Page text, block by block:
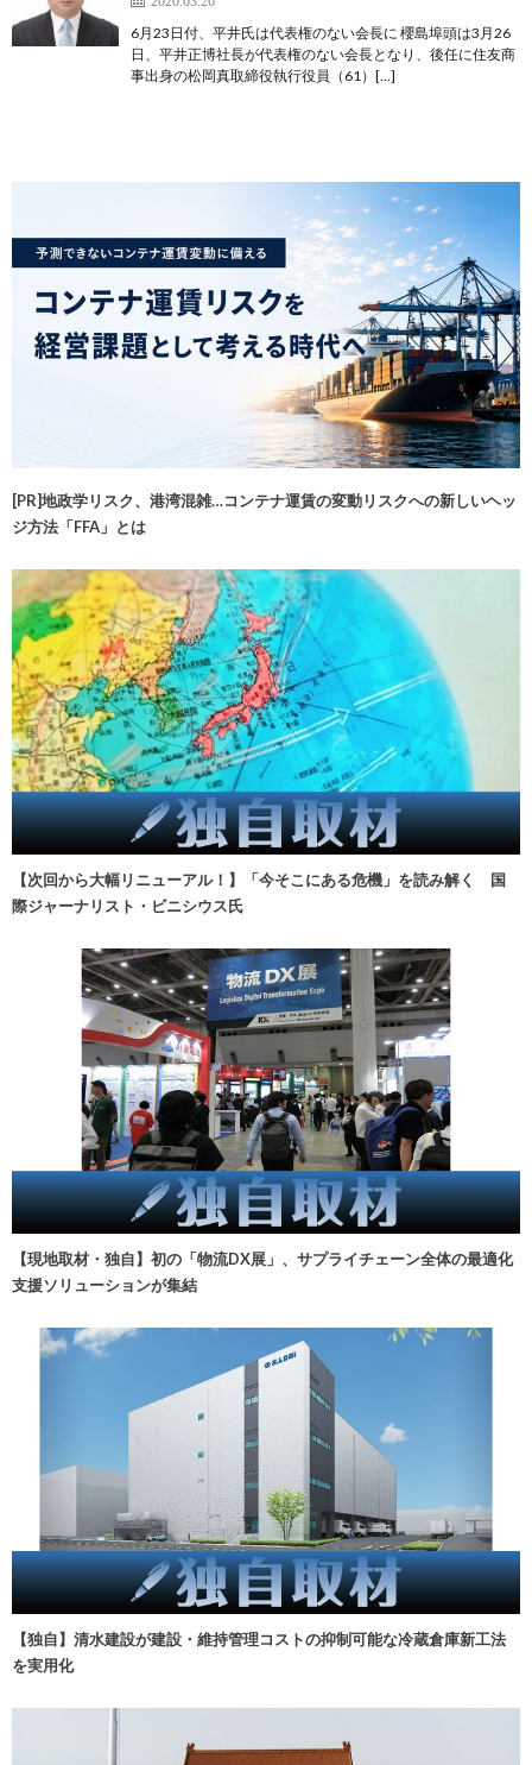
6月23日付、平井氏は代表権のない会長に 櫻島埠頭は3月26
日、平井正博社長が代表権のない会長となり、後任に住友商
事出身の松岡真取締役執行役員（61）[…]
[PR]地政学リスク、港湾混雑…コンテナ運賃の変動リスクへの新しいヘッ
ジ方法「FFA」とは
【次回から大幅リニューアル！】「今そこにある危機」を読み解く 国
際ジャーナリスト・ビニシウス氏
【現地取材・独自】初の「物流DX展」、サプライチェーン全体の最適化
支援ソリューションが集結
【独自】清水建設が建設・維持管理コストの抑制可能な冷蔵倉庫新工法
を実用化